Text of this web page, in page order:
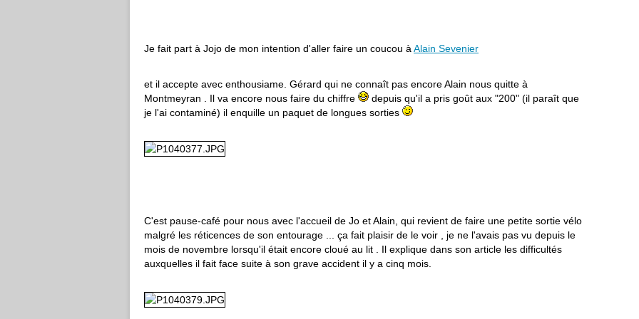
Je fait part à Jojo de mon intention d'aller faire un coucou à Alain Sevenier
et il accepte avec enthousiame. Gérard qui ne connaît pas encore Alain nous quitte à
Montmeyran . Il va encore nous faire du chiffre
depuis qu'il a pris goût aux "200" (il paraît que
je l'ai contaminé) il enquille un paquet de longues sorties
C'est pause-café pour nous avec l'accueil de Jo et Alain, qui revient de faire une petite sortie vélo
malgré les réticences de son entourage ... ça fait plaisir de le voir , je ne l'avais pas vu depuis le
mois de novembre lorsqu'il était encore cloué au lit . Il explique dans son article les difficultés
auxquelles il fait face suite à son grave accident il y a cinq mois.